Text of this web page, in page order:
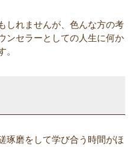
しれませんが、色んな方の考
ンセラーとしての人生に何か
。
琢磨をして学び合う時間がほ